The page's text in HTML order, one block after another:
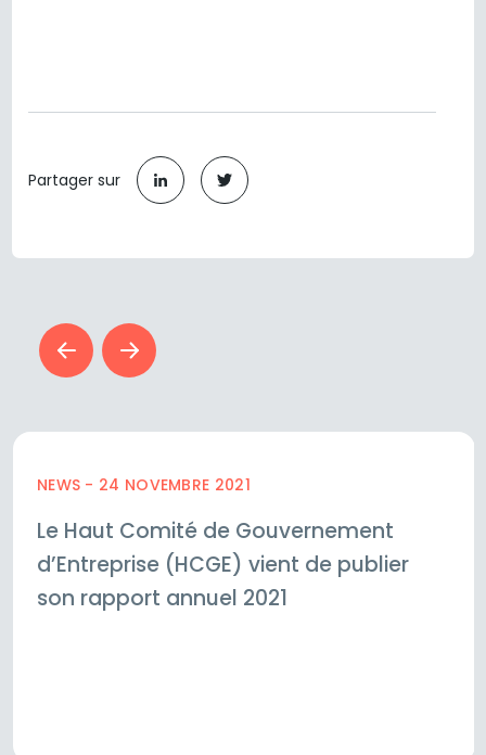
Partager sur
NEWS - 24 NOVEMBRE 2021
Le Haut Comité de Gouvernement
d’Entreprise (HCGE) vient de publier
son rapport annuel 2021